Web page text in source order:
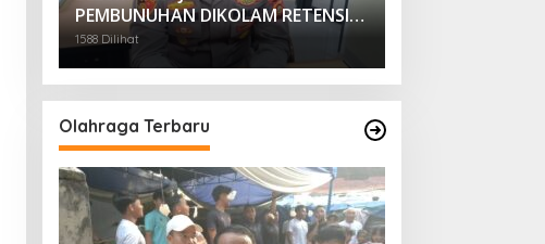
PEMBUNUHAN DIKOLAM RETENSI
BELAKANG DPRD KOTA
PALEMBANG TELAH DIRINGKUS
ANGGOTA POLSEK SU 1
PALEMBANG.
1588 Dilihat
Olahraga Terbaru